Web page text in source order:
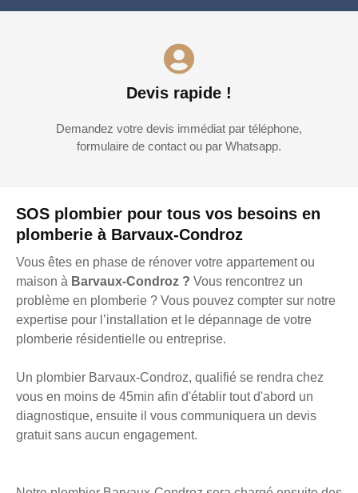
SOS plombier pour tous vos besoins en
plomberie à Barvaux-Condroz
Vous êtes en phase de rénover votre appartement ou
maison à Barvaux-Condroz ? Vous rencontrez un
problème en plomberie ? Vous pouvez compter sur notre
expertise pour l’installation et le dépannage de votre
plomberie résidentielle ou entreprise.
Un plombier Barvaux-Condroz, qualifié se rendra chez
vous en moins de 45min afin d'établir tout d'abord un
diagnostique, ensuite il vous communiquera un devis
gratuit sans aucun engagement.
Devis rapide !
Demandez votre devis immédiat par téléphone,
formulaire de contact ou par Whatsapp.